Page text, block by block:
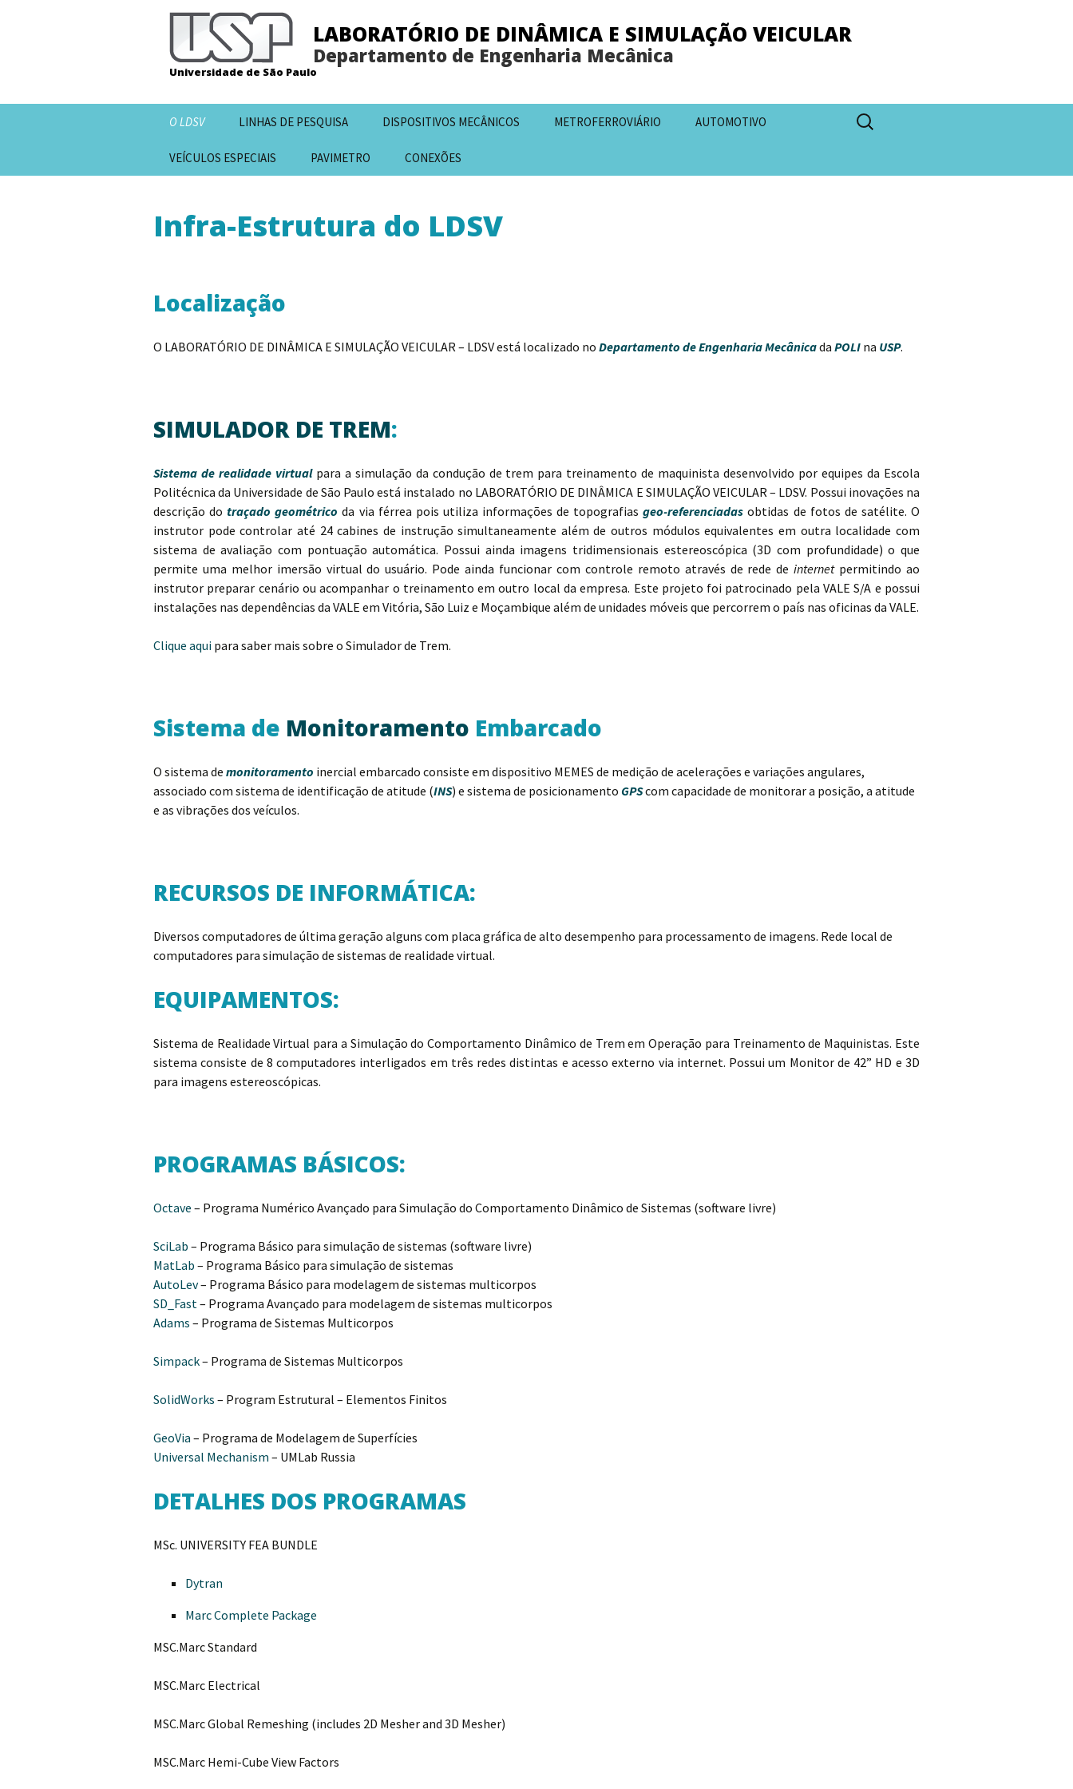
LABORATÓRIO DE DINÂMICA E SIMULAÇÃO VEICULAR
Departamento de Engenharia Mecânica
Universidade de São Paulo
O LDSV LINHAS DE PESQUISA DISPOSITIVOS MECÂNICOS METROFERROVIÁRIO AUTOMOTIVO
VEÍCULOS ESPECIAIS PAVIMETRO CONEXÕES
Pesquisar
por:
Infra-Estrutura do LDSV
Localização
O LABORATÓRIO DE DINÂMICA E SIMULAÇÃO VEICULAR – LDSV está localizado no Departamento de Engenharia Mecânicada POLI na USP.
SIMULADOR DE TREM:
Sistema de realidade virtualpara a simulação da condução de trem para treinamento de maquinista desenvolvido por equipes da Escola
Politécnica da Universidade de São Paulo está instalado no LABORATÓRIO DE DINÂMICA E SIMULAÇÃO VEICULAR – LDSV. Possui inovações na
descrição dotraçado geométrico da via férrea pois utiliza informações de topografiasgeo-referenciadas obtidas de fotos de satélite. O
instrutor pode controlar até 24 cabines de instrução simultaneamente além de outros módulos equivalentes em outra localidade com
sistema de avaliação com pontuação automática. Possui ainda imagens tridimensionais estereoscópica (3D com profundidade) o que
permite uma melhor imersão virtual do usuário. Pode ainda funcionar com controle remoto através de rede deinternetpermitindo ao
instrutor preparar cenário ou acompanhar o treinamento em outro local da empresa. Este projeto foi patrocinado pela VALE S/A e possui
instalações nas dependências da VALE em Vitória, São Luiz e Moçambique além de unidades móveis que percorrem o país nas oficinas da VALE.
Clique aqui para saber mais sobre o Simulador de Trem.
Sistema de Monitoramento Embarcado
O sistema de monitoramento inercial embarcado consiste em dispositivo MEMES de medição de acelerações e variações angulares,
associado com sistema de identificação de atitude (INS) e sistema de posicionamento GPScom capacidade de monitorar a posição, a atitude
e as vibrações dos veículos.
RECURSOS DE INFORMÁTICA:
Diversos computadores de última geração alguns com placa gráfica de alto desempenho para processamento de imagens. Rede local de
computadores para simulação de sistemas de realidade virtual.
EQUIPAMENTOS:
Sistema de Realidade Virtual para a Simulação do Comportamento Dinâmico de Trem em Operação para Treinamento de Maquinistas. Este
sistema consiste de 8 computadores interligados em três redes distintas e acesso externo via internet. Possui um Monitor de 42” HD e 3D
para imagens estereoscópicas.
PROGRAMAS BÁSICOS:
Octave – Programa Numérico Avançado para Simulação do Comportamento Dinâmico de Sistemas (software livre)
SciLab – Programa Básico para simulação de sistemas (software livre)
MatLab – Programa Básico para simulação de sistemas
AutoLev– Programa Básico para modelagem de sistemas multicorpos
SD_Fast– Programa Avançado para modelagem de sistemas multicorpos
Adams – Programa de Sistemas Multicorpos
Simpack– Programa de Sistemas Multicorpos
SolidWorks – Program Estrutural – Elementos Finitos
GeoVia – Programa de Modelagem de Superfícies
Universal Mechanism – UMLab Russia
DETALHES DOS PROGRAMAS
MSc. UNIVERSITY FEA BUNDLE
Dytran
Marc Complete Package
MSC.Marc Standard
MSC.Marc Electrical
MSC.Marc Global Remeshing (includes 2D Mesher and 3D Mesher)
MSC.Marc Hemi-Cube View Factors